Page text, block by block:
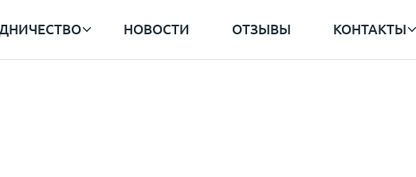
НОВОСТИ ОТЗЫВЫ КОНТАКТЫ